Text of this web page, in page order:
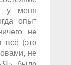
у меня
опыт
не
всё (это
не